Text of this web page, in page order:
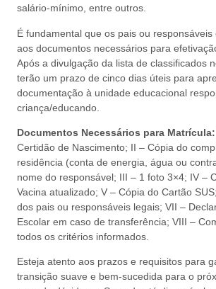
salário-mínimo, entre outros.
É fundamental que os pais ou
aos documentos necessários para
Após a divulgação da lista de classificados
terão um prazo de cinco dias úteis para
documentação à unidade educacional
criança/educando.
Documentos Necessários para Matrícula:
Certidão de Nascimento; II – Cópia do
residência (conta de energia, água ou
nome do responsável; III – 1 foto 3×4; IV –
Vacina atualizado; V – Cópia do Cartão
dos pais ou responsáveis legais; VII –
Escolar em caso de transferência; VIII –
todos os critérios informados.
Esteja atento aos prazos e requisitos para
transição suave e bem-sucedida para o